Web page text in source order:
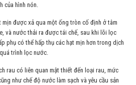
của hình nón.
mịn được xả qua một ống tròn cố định ở tâm
và nước thải ra được tái chế, sau khi lõi lọc
phụ có thể hấp thụ các hạt mịn hơn trong dịch
trình lọc nước.
rau có liên quan mật thiết đến loại rau, mức
như chế độ nước làm sạch và yêu cầu sản